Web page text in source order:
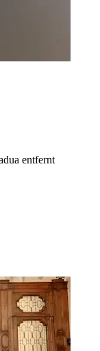
entfernt